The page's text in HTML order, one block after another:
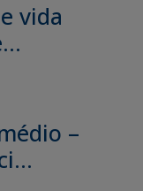
vida
–